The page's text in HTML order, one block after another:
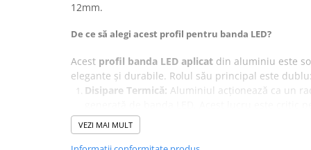
Iluminat birou
Iluminat spatiu comercial
Iluminat stradal
12mm.
De ce să alegi acest profil pentru banda LED?
Acest profil banda LED aplicat din aluminiu este
elegante și durabile. Rolul său principal este
Disipare Termică: Aluminiul acționează ca un
viață a benzii (benzile supraîncălzite își pierd
Protecție:Dispersorul alb mat protejează
VEZI MAI MULT